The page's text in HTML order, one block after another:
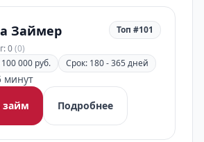
Займер
0(0)
Топ #101
000 руб. Срок: 180 - 365 дней
минут
займ
Подробнее